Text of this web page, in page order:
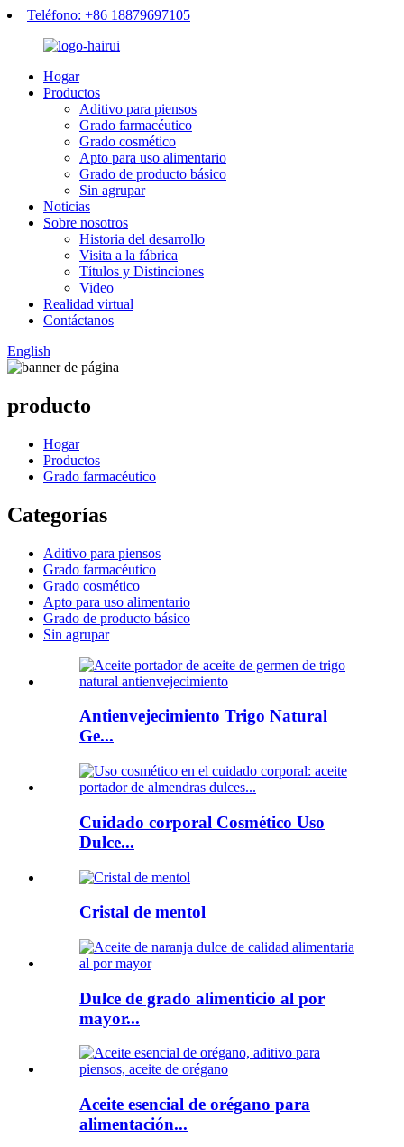
Teléfono: +86 18879697105
Hogar
Productos
Aditivo para piensos
Grado farmacéutico
Grado cosmético
Apto para uso alimentario
Grado de producto básico
Sin agrupar
Noticias
Sobre nosotros
Historia del desarrollo
Visita a la fábrica
Títulos y Distinciones
Video
Realidad virtual
Contáctanos
English
producto
Hogar
Productos
Grado farmacéutico
Categorías
Aditivo para piensos
Grado farmacéutico
Grado cosmético
Apto para uso alimentario
Grado de producto básico
Sin agrupar
Antienvejecimiento Trigo Natural
Ge...
Cuidado corporal Cosmético Uso
Dulce...
Cristal de mentol
Dulce de grado alimenticio al por
mayor...
Aceite esencial de orégano para
alimentación...